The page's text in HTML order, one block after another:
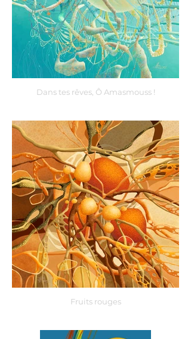
Dans tes rêves, Ô Amasmouss !
Fruits rouges